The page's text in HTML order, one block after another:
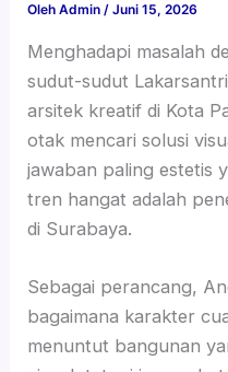
OlehAdmin /Juni 15, 2026
Menghadapi masalah
sudut-sudut
arsitek kreatif di Kota
otak mencari solusi
jawaban paling estetis
tren hangat adalah
di Surabaya.
Sebagai perancang,
bagaimana karakter
menuntut bangunan